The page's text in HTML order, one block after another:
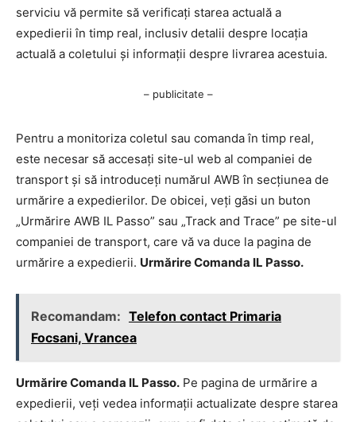
serviciu vă permite să verificați starea actuală a
expedierii în timp real, inclusiv detalii despre locația
actuală a coletului și informații despre livrarea acestuia.
– publicitate –
Pentru a monitoriza coletul sau comanda în timp real,
este necesar să accesați site-ul web al companiei de
transport și să introduceți numărul AWB în secțiunea de
urmărire a expedierilor. De obicei, veți găsi un buton
„Urmărire AWB IL Passo” sau „Track and Trace” pe site-ul
companiei de transport, care vă va duce la pagina de
urmărire a expedierii. Urmărire Comanda IL Passo.
Recomandam: Telefon contact Primaria
Focsani, Vrancea
Urmărire Comanda IL Passo. Pe pagina de urmărire a
expedierii, veți vedea informații actualizate despre starea